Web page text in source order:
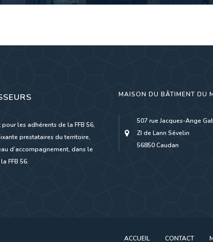
les adhérents de la FFB 56,
prestataires du territoire,
d’accompagnement, dans le
FFB 56.
MAISON DU BÂTIMENT DU
507 rue Jacques-Ange
ZI de Lann Sévelin
56850 Caudan
ACCUEIL CONTACT